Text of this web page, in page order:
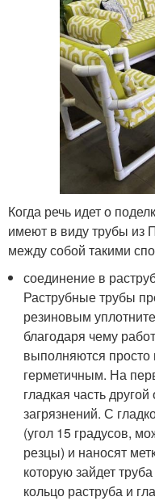
Когда речь идет о
имеют в виду трубы из
между собой такими
соединение в
Раструбные трубы
резиновым
благодаря чему
выполняются просто
герметичным. На
гладкая часть
загрязнений. С
(угол 15 градусов,
резцы) и наносят
которую зайдет
кольцо раструба и